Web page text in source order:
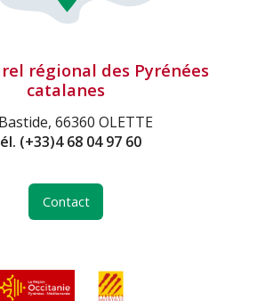
régional des Pyrénées
catalanes
66360 OLETTE
(+33)4 68 04 97 60
Contact